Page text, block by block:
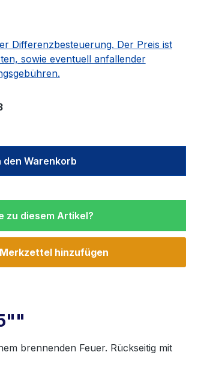
Differenzbesteuerung. Der Preis ist
sowie eventuell anfallender
den gewünschten Wert
den Warenkorb
zu diesem Artikel?
hinzufügen
brennenden Feuer. Rückseitig mit